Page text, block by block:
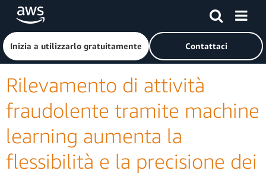
Passa al contenuto principale
Fai clic qui per tornare alla home page di Amazon Web
Inizia a utilizzarlo gratuitamente Contattaci
Rilevamento di attività
fraudolente tramite machine
learning aumenta la
flessibilità e la precisione dei